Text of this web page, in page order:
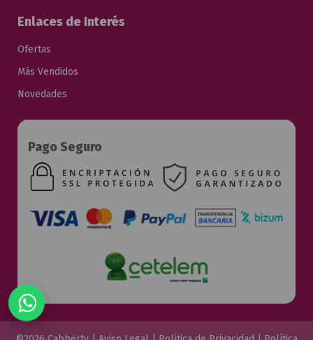
Enlaces de Interés
Ofertas
Más Vendidos
Novedades
Pago Seguro